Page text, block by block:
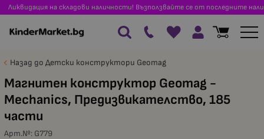
Ликвидация на складови наличности! Възползвайте се от последните
Назад до Детски конструктори Geomag
Магнитен конструктор Geomag -
Mechanics, Предизвикателство, 185
части
Арт.№: G779